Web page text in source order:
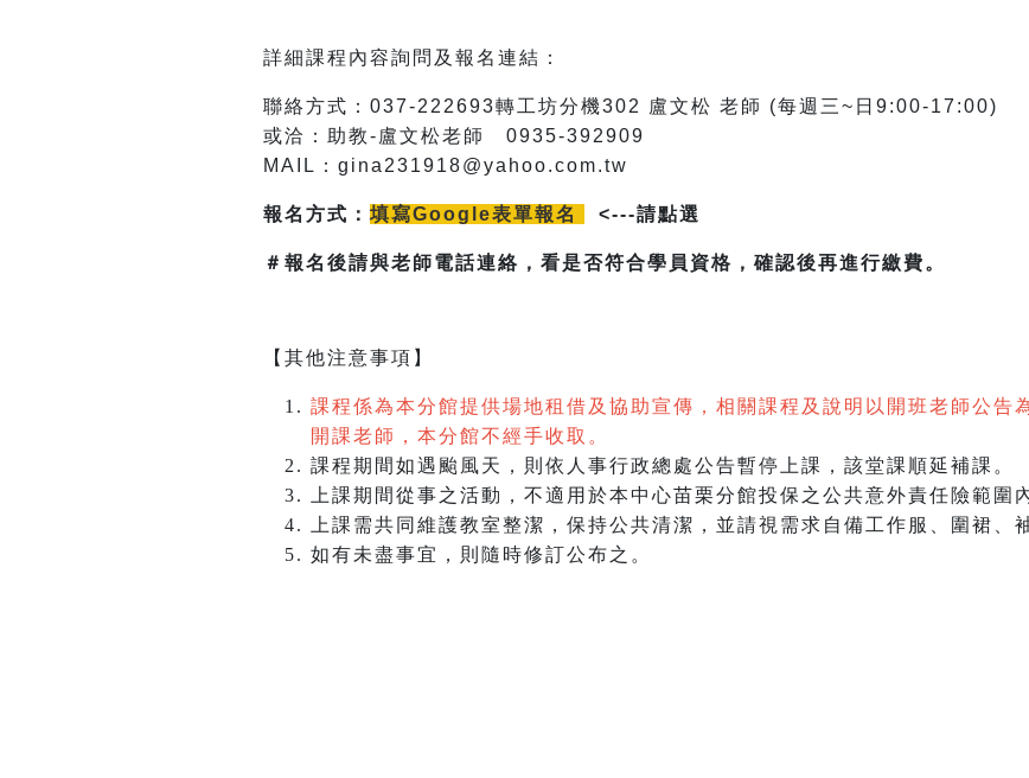
詳細課程內容詢問及報名連結：
聯絡方式：037-222693轉工坊分機302 盧文松 老師 (每週三~日9:00-17:00)
或洽：助教-盧文松老師 0935-392909
MAIL ：gina231918@yahoo.com.tw
報名方式： 填寫Google表單報名 <---請點選
＃報名後請與老師電話連絡，看是否符合學員資格，確認後再進行繳費。
【其他注意事項】
課程係為本分館提供場地租借及協助宣傳，相關課程及說明以開班老師公告
開課老師，本分館不經手收取。
課程期間如遇颱風天，則依人事行政總處公告暫停上課，該堂課順延補課。
上課期間從事之活動，不適用於本中心苗栗分館投保之公共意外責任險範圍
上課需共同維護教室整潔，保持公共清潔，並請視需求自備工作服、圍裙、
如有未盡事宜，則隨時修訂公布之。